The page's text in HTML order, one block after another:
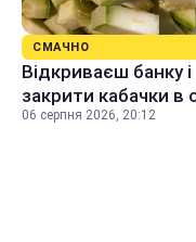
СМАЧНО
Відкриваєш банку
закрити кабачки в
06 серпня 2026, 20:12